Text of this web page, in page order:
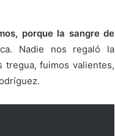
porque la sangre de
Nadie nos regaló la
tregua, fuimos valientes,